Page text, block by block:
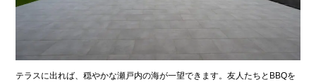
テラスに出れば、穏やかな瀬戸内の海が一望できます。友人たちとBBQを